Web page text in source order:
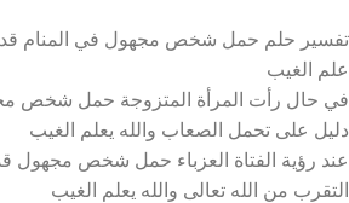
تفسير حلم حمل شخص مجهول في المنام قد
علم الغيب
في حال رأت المرأة المتزوجة حمل شخص
دليل على تحمل الصعاب والله يعلم الغيب
عند رؤية الفتاة العزباء حمل شخص مجهول
التقرب من الله تعالى والله يعلم الغيب